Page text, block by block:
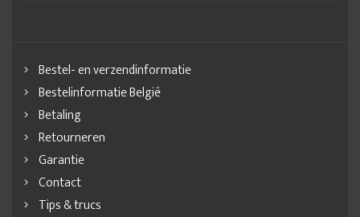
Bestel- en verzendinformatie
Bestelinformatie België
Betaling
Retourneren
Garantie
Contact
Tips & trucs